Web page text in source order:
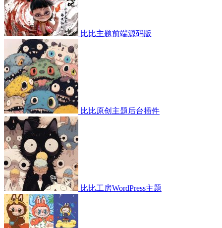
比比主题前端源码版
比比原创主题后台插件
比比工房WordPress主题